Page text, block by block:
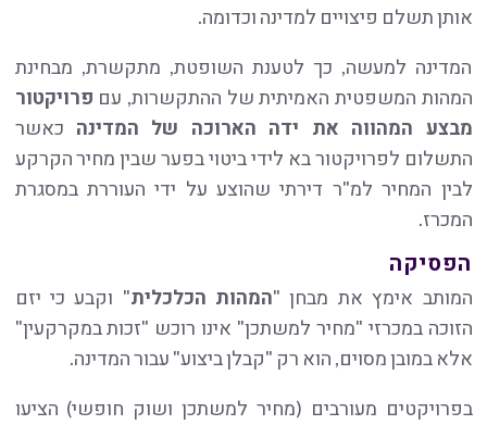
אותן תשלם פיצויים למדינה וכדומה.
המדינה למעשה, כך לטענת השופטת, מתקשרת, מבחינת
המהות המשפטית האמיתית של ההתקשרות, עם פרויקטור
מבצע המהווה את ידה הארוכה של המדינה כאשר
התשלום לפרויקטור בא לידי ביטוי בפער שבין מחיר הקרקע
לבין המחיר למ"ר דירתי שהוצע על ידי העוררת במסגרת
המכרז.
הפסיקה
המותב אימץ את מבחן "המהות הכלכלית" וקבע כי יזם
הזוכה במכרזי "מחיר למשתכן" אינו רוכש "זכות במקרקעין"
אלא במובן מסוים, הוא רק "קבלן ביצוע" עבור המדינה.
בפרויקטים מעורבים (מחיר למשתכן ושוק חופשי) הציעו